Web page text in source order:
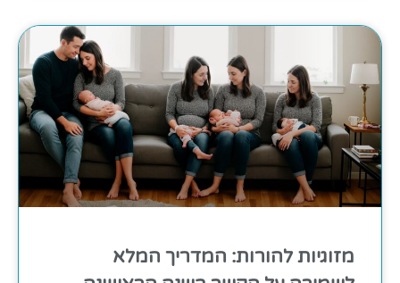
מזוגיות להורות: המדריך המלא